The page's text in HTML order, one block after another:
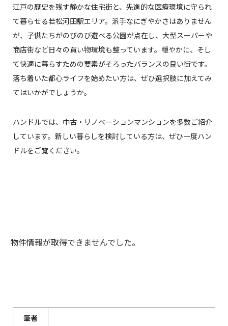
江戸の歴史を残す静かな住宅街と、先進的な医療環境に守られ
て暮らせる若松河田駅エリア。派手なにぎやかさはありません
が、子供たちがのびのび遊べる公園が点在し、大型スーパーや
商店街など日々の買い物環境も整っています。穏やかに、そし
て快適に暮らすための要素がそろったバランスの良い街です。
落ち着いた都心ライフを始めたい方は、ぜひ選択肢に加えてみ
てはいかがでしょうか。
ハンドルでは、中古・リノベーションマンションを多数ご紹介
しています。新しい暮らしを検討している方は、ぜひ一度ハン
ドルをご覧ください。
物件情報が取得できませんでした。
筆者